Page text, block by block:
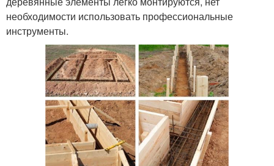
необходимости использовать профессиональные
инструменты.